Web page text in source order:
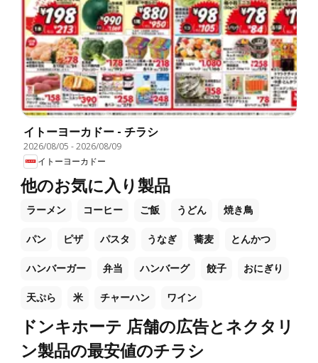
イトーヨーカドー - チラシ
2026/08/05 -2026/08/09
イトーヨーカドー
他のお気に入り製品
ラーメン コーヒー ご飯 うどん 焼き鳥
パン ピザ パスタ うなぎ 蕎麦 とんかつ
ハンバーガー 弁当 ハンバーグ 餃子 おにぎり
天ぷら 米 チャーハン ワイン
ドンキホーテ 店舗の広告とネクタリ
ン製品の最安値のチラシ